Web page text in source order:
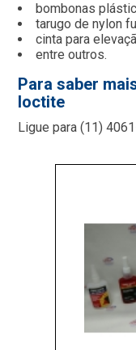
bombonas
tarugo de nylon
cinta para
entre outros.
Para saber
loctite
Ligue para(11)